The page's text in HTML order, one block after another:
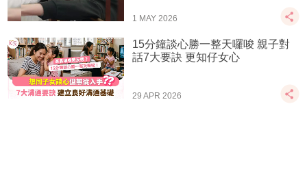
1 MAY 2026
15分鐘談心勝一整天囉唆 親子對
話7大要訣 更知仔女心
29 APR 2026